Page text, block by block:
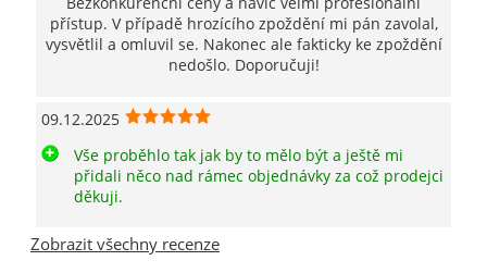
přístup. V případě hrozícího zpoždění mi pán zavolal,
vysvětlil a omluvil se. Nakonec ale fakticky ke zpoždění
nedošlo. Doporučuji!
09.12.2025
Vše proběhlo tak jak by to mělo být a ještě mi
přidali něco nad rámec objednávky za což prodejci
děkuji.
Zobrazit všechny recenze